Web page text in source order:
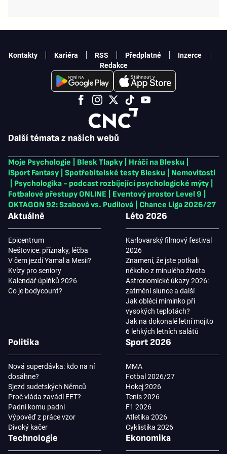
Další témata z našich webů
Moje Psychologie Blesk Tlapky Hráči na Blesku
iSport Fantasy
Spotřebitelské testy Blesku
Nemovitosti
Psychologika - podcast rozbíjející psychologické mýty
Fotbalové přestupy ONLINE
Eventový prostor Level 9
OKTAGON 92: Szabová vs. Pudilová
Chance Liga 2026/27
Aktuálně
Epicentrum
Neštovice: příznaky, léčba
V čem jezdí Yamal a Mesii?
Kvízy pro seniory
Kalendář úplňků 2026
Co je bodycount?
Léto 2026
Karlovarský filmový festival
2026
Znamení, že jste potkali
někoho z minulého života
Astronomické úkazy 2026:
zatmění slunce a další
Jak obléci miminko při
vysokých teplotách?
Jak na dokonalé letní mojito
6 lehkých letních salátů
Politika
Nová superdávka: kdo na ní
dosáhne?
Sjezd sudetských Němců
Proč vláda zavádí EET?
Padni komu padni
Výpověď z práce vzor
Divoký kačer
Sport 2026
MMA
Fotbal 2026/27
Hokej 2026
Tenis 2026
F1 2026
Atletika 2026
Cyklistika 2026
Technologie Ekonomika
Kontakty Kariéra RSS Předplatné
Inzerce
Redakce